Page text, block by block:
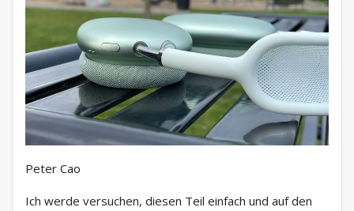
Peter Cao
Ich werde versuchen, diesen Teil einfach und auf den